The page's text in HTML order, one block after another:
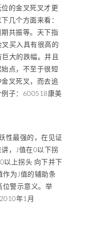
的金叉死叉才更
几个方面来看：
共振等。天下指
买入具有很高的
大的跌幅。并且
点，不至于很短
叉死叉，而去追
子：600518康美
性最强的，在见证
，J值在0以下拐
以上拐头 向下并下
为J值的辅助条
位警示意义。举
年1月